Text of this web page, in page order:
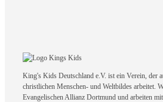
King's Kids Deutschland e.V. ist ein Verein, der
christlichen Menschen- und Weltbildes arbeitet.
Evangelischen Allianz Dortmund und arbeiten